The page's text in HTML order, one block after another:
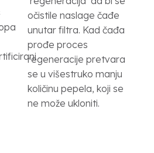
očistile naslage čađe
unutar filtra. Kad čađa
prođe proces
regeneracije pretvara
se u višestruko manju
količinu pepela, koji se
ne može ukloniti.